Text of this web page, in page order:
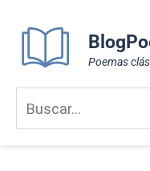
content
Poemas